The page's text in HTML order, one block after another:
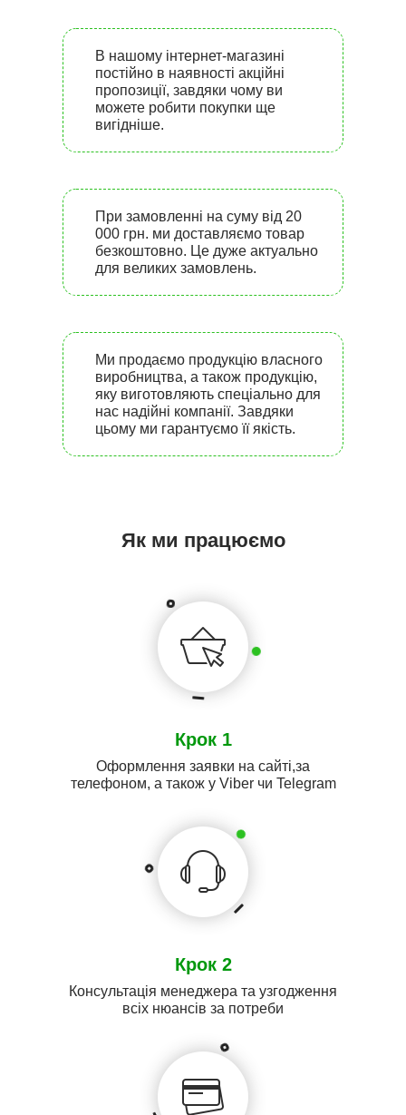
В нашому інтернет-магазині
постійно в наявності акційні
пропозиції, завдяки чому ви
можете робити покупки ще
вигідніше.
При замовленні на суму від 20
000 грн. ми доставляємо товар
безкоштовно. Це дуже актуально
для великих замовлень.
Ми продаємо продукцію власного
виробництва, а також продукцію,
яку виготовляють спеціально для
нас надійні компанії. Завдяки
цьому ми гарантуємо її якість.
Як ми працюємо
Крок 1
Оформлення заявки на сайті,за
телефоном, а також у Viber чи Telegram
Крок 2
Консультація менеджера та узгодження
всіх нюансів за потреби